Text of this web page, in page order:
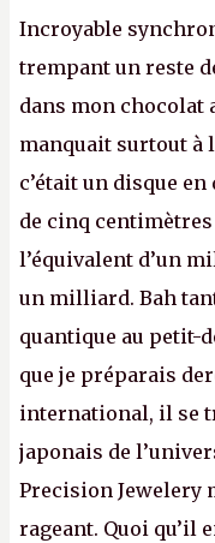
Incroyable
trempant un reste
dans mon chocolat
manquait surtout à
c’était un disque
de cinq
l’équivalent d’un
un milliard. Bah
quantique au petit-
que je préparais
international, il se
japonais de
Precision Jewelery
rageant. Quoi qu’il